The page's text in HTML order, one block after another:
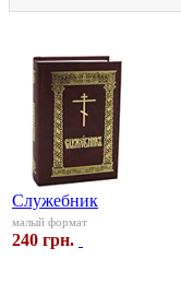
Служебник
малый формат
240 грн.